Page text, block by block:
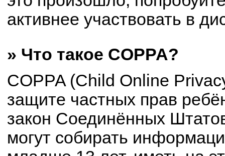
активнее участвовать в
» Что такое COPPA?
COPPA (Child Online
защите частных прав
закон Соединённых
могут собирать